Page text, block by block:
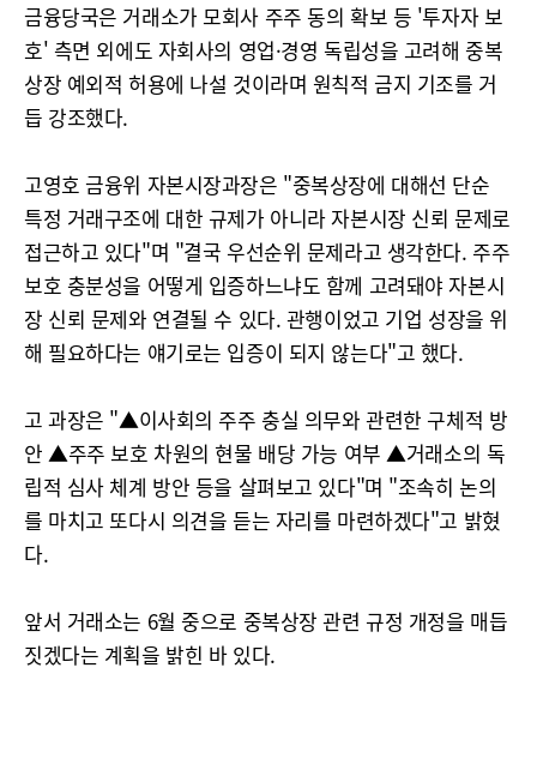
금융당국은 거래소가 모회사 주주 동의 확보 등 '투자자 보
호' 측면 외에도 자회사의 영업·경영 독립성을 고려해 중복
상장 예외적 허용에 나설 것이라며 원칙적 금지 기조를 거
듭 강조했다.
고영호 금융위 자본시장과장은 "중복상장에 대해선 단순
특정 거래구조에 대한 규제가 아니라 자본시장 신뢰 문제로
접근하고 있다"며 "결국 우선순위 문제라고 생각한다. 주주
보호 충분성을 어떻게 입증하느냐도 함께 고려돼야 자본시
장 신뢰 문제와 연결될 수 있다. 관행이었고 기업 성장을 위
해 필요하다는 얘기로는 입증이 되지 않는다"고 했다.
고 과장은 "▲이사회의 주주 충실 의무와 관련한 구체적 방
안 ▲주주 보호 차원의 현물 배당 가능 여부 ▲거래소의 독
립적 심사 체계 방안 등을 살펴보고 있다"며 "조속히 논의
를 마치고 또다시 의견을 듣는 자리를 마련하겠다"고 밝혔
다.
앞서 거래소는 6월 중으로 중복상장 관련 규정 개정을 매듭
짓겠다는 계획을 밝힌 바 있다.